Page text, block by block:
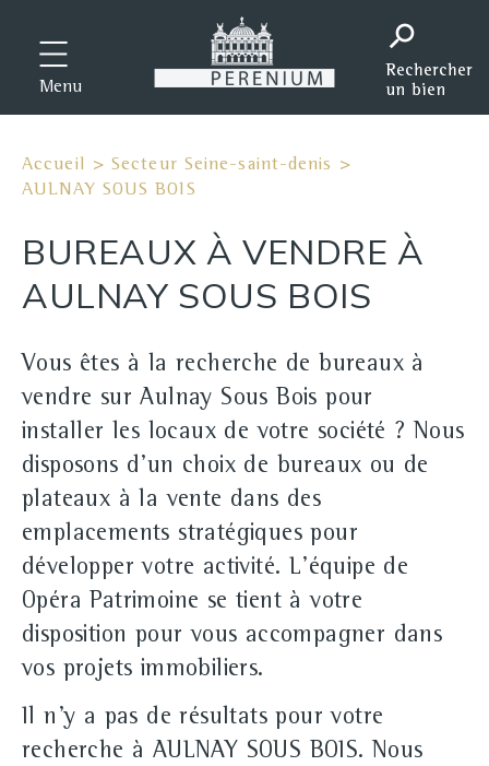
Menu
Accueil >Secteur Seine-saint-denis >
AULNAY SOUS BOIS
BUREAUX À VENDRE À
AULNAY SOUS BOIS
Vous êtes à la recherche de bureaux à
vendre sur Aulnay Sous Bois pour
installer les locaux de votre société ? Nous
disposons d'un choix de bureaux ou de
plateaux à la vente dans des
emplacements stratégiques pour
développer votre activité. L'équipe de
Opéra Patrimoine se tient à votre
disposition pour vous accompagner dans
vos projets immobiliers.
Il n'y a pas de résultats pour votre
recherche à AULNAY SOUS BOIS. Nous